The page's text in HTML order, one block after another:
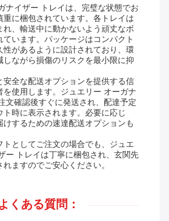
ナイザー トレイは、完璧な状態でお
重に梱包されています。各トレイは
れ、輸送中に動かないよう頑丈なボ
ています。パッケージはコンパクト
性があるように設計されており、環
しながら損傷のリスクを最小限に抑
安全な配送オプションを提供する信
を使用します。ジュエリー オーガナ
文確認後すぐに発送され、配達予定
ト時に表示されます。必要に応じ
けするための速達配送オプションも
トとしてご注文の場合でも、ジュエ
ー トレイは丁寧に梱包され、玄関先
ますのでご安心ください。
くある質問：